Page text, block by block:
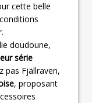
cette belle
doudoune,
série
pas Fjällraven,
, proposant